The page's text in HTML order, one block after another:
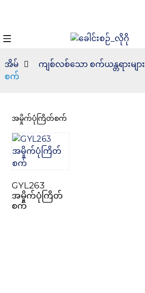
အိမ် ကျစ်လစ်သော စက်ယန္တရားများ
စက်
အမှိုက်ပုံကြိတ်စက်
GYL263
အမှိုက်ပုံကြိတ်
စက်